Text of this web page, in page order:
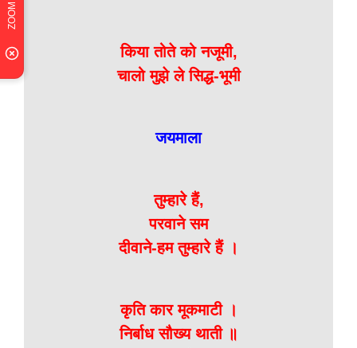
किया तोते को नजूमी,
चालो मुझे ले सिद्ध-भूमी
जयमाला
तुम्हारे हैं,
परवाने सम
दीवाने-हम तुम्हारे हैं ।
कृति कार मूकमाटी ।
निर्बाध सौख्य थाती ॥